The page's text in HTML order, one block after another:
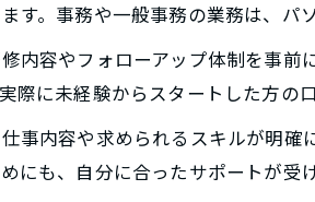
す。事務や一般事務の業務は、パ
内容やフォローアップ体制を事
際に未経験からスタートした方の
事内容や求められるスキルが明
にも、自分に合ったサポートが受